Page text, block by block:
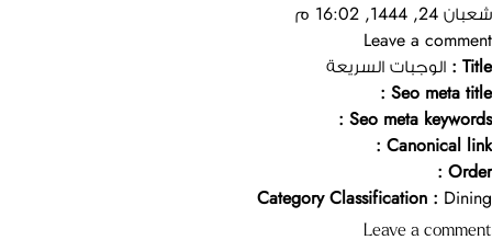
الأزياء
الرياضة والترفيه
الأطفال
المنزل والإلكترونيات
الجمال والصحة
الساعات والمجوهرات
الكتب والقرطاسية
ألعاب الأطفال والألعاب الأخرى
البصريات والنظارات الشمسية
المتاجر الفاخرة
الخدمات
خططوا لزيارتكم
خريطة المول
خدمات المول
الحلويات
الكافيهات
الوجبات السريعة
المطاعم
سنو عُمان
ماجيك بلانيت
فنتازمو
فوكس سينما
منطقه الواقع الأفتراضي
جراوند كونترول
شعبان 24, 1444, 16:02 م
Leave a comment
Title :
الوجبات السريعة
Seo meta title :
Seo meta keywords :
Canonical link :
Order :
Category Classification : Dining
Leave a comment